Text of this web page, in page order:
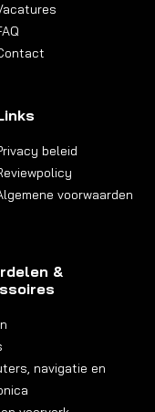
beleid
voorwaarden
&
navigatie en